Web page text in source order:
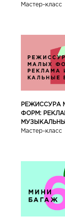
Мастер-класс
РЕЖИССУРА
ФОРМ:
Мастер-класс